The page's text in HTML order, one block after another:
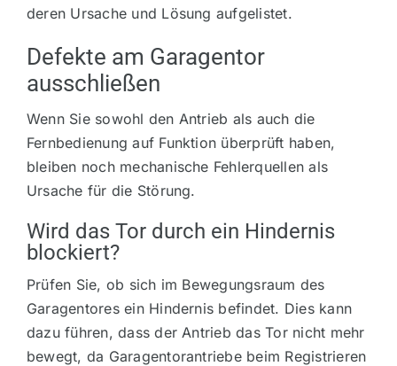
deren Ursache und Lösung aufgelistet.
Defekte am Garagentor
ausschließen
Wenn Sie sowohl den Antrieb als auch die
Fernbedienung auf Funktion überprüft haben,
bleiben noch mechanische Fehlerquellen als
Ursache für die Störung.
Wird das Tor durch ein Hindernis
blockiert?
Prüfen Sie, ob sich im Bewegungsraum des
Garagentores ein Hindernis befindet. Dies kann
dazu führen, dass der Antrieb das Tor nicht mehr
bewegt, da Garagentorantriebe beim Registrieren